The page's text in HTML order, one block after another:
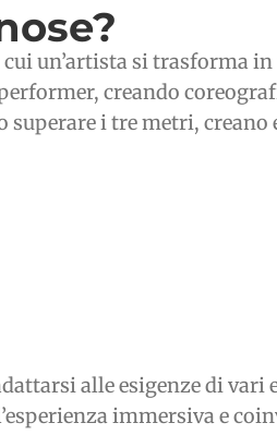
un’artista si trasforma
creando
superare i tre metri,
alle esigenze di
immersiva e